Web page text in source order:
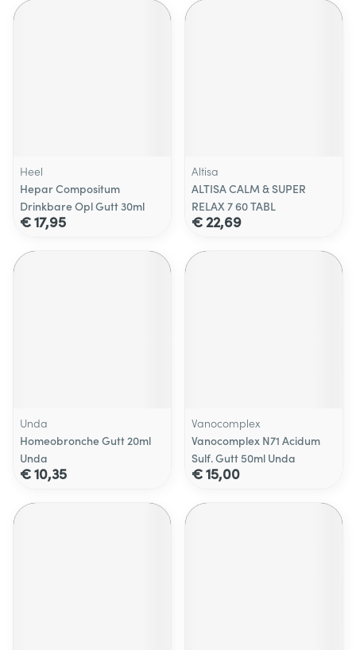
Heel
Hepar Compositum
Drinkbare Opl Gutt 30ml
€ 17,95
Altisa
ALTISA CALM & SUPER
RELAX 7 60 TABL
€ 22,69
Unda
Homeobronche Gutt 20ml
Unda
€ 10,35
Vanocomplex
Vanocomplex N71 Acidum
Sulf. Gutt 50ml Unda
€ 15,00